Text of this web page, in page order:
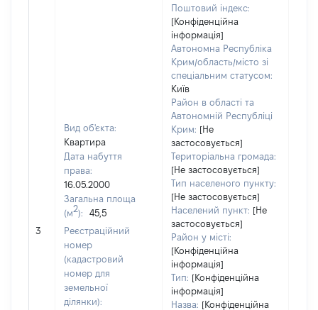
3
Вид об'єкта:
Квартира
Дата набуття
права:
16.05.2000
Загальна площа
(м2):
45,5
Реєстраційний
номер
(кадастровий
номер для
земельної
ділянки):
Поштовий індекс:
[Конфіденційна
інформація]
Автономна Республіка
Крим/область/місто зі
спеціальним статусом:
Київ
Район в області та
Автономній Республіці
Крим: [Не
застосовується]
Територіальна громада:
[Не застосовується]
Тип населеного пункту:
[Не застосовується]
Населений пункт: [Не
застосовується]
Район у місті:
[Конфіденційна
інформація]
Тип: [Конфіденційна
інформація]
Назва: [Конфіденційна